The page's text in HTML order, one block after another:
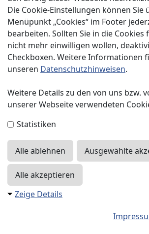
Impressum
Kontakt
Presse
Sitemap
Mitgliederlogin
Cookies
Die Cookie-Einstellungen können Sie
Menüpunkt „Cookies“ im Footer
bearbeiten. Sollten Sie in die Cookies
nicht mehr einwilligen wollen,
Checkboxen. Weitere Informationen
unseren Datenschutzhinweisen.
Weitere Details zu den von uns bzw.
unserer Webseite verwendeten
Statistiken
Alle ablehnen Ausgewählte
Alle akzeptieren
Zeige Details